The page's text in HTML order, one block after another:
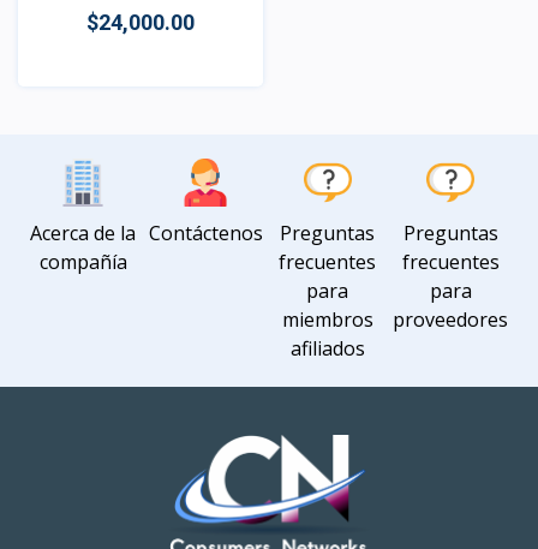
$24,000.00
Acerca de la
compañía
Contáctenos
Preguntas
frecuentes
para
miembros
afiliados
Preguntas
frecuentes
para
proveedores